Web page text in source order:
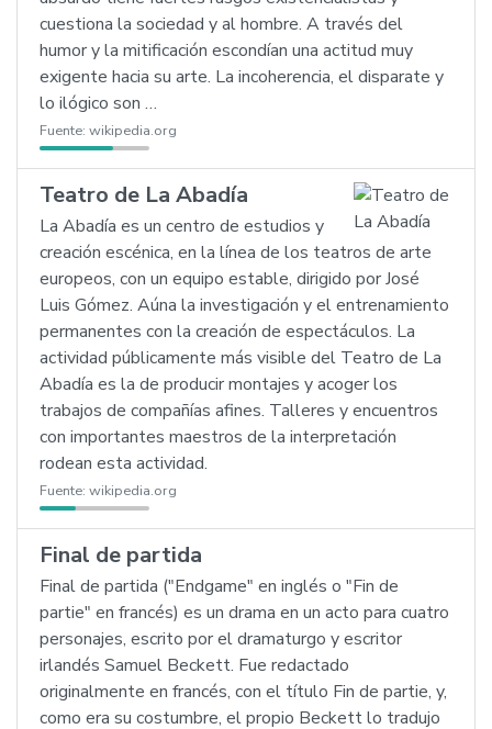
cuestiona la sociedad y al hombre. A través del
humor y la mitificación escondían una actitud muy
exigente hacia su arte. La incoherencia, el disparate y
lo ilógico son …
Fuente: wikipedia.org
Teatro de La Abadía
La Abadía es un centro de estudios y
creación escénica, en la línea de los teatros de arte
europeos, con un equipo estable, dirigido por José
Luis Gómez. Aúna la investigación y el entrenamiento
permanentes con la creación de espectáculos. La
actividad públicamente más visible del Teatro de La
Abadía es la de producir montajes y acoger los
trabajos de compañías afines. Talleres y encuentros
con importantes maestros de la interpretación
rodean esta actividad.
Fuente: wikipedia.org
Final de partida
Final de partida ("Endgame" en inglés o "Fin de
partie" en francés) es un drama en un acto para cuatro
personajes, escrito por el dramaturgo y escritor
irlandés Samuel Beckett. Fue redactado
originalmente en francés, con el título Fin de partie, y,
como era su costumbre, el propio Beckett lo tradujo